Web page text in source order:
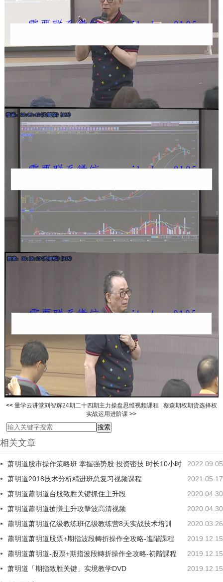
<< 量学云讲堂刘智辉24期二十四期主力操盘思维视频课程 | 蔡森期权期货选择权
实战运用进阶课 >>
相关文章
2022.09.05
萧明道股市操作策略班 掌握强势股 投资密技 时长10小时
2021.05.17
萧明道2018技术分析精进班总复习视频课程
2020.04.30
萧明道蕭明道台股致胜关键抓住主升段
2020.04.30
萧明道蕭明道搶賺主升攻擊波高清视频
2020.03.26
蕭明道萧明道亿级教练班亿级教练营8天实战技术培训
2019.12.15
蕭明道萧明道股票+期指波段轉折操作全攻略-進階課程
2019.12.15
蕭明道萧明道-股票+期指波段轉折操作全攻略-初階課程
2019.12.15
萧明道「期指致胜关键」实境教学DVD